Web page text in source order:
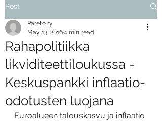
Post
Rahapolitiikka
likviditeettiloukussa -
Keskuspankki inflaatio-
odotusten luojana
Pareto ry
May 13, 20164 min read
Euroalueen talouskasvu ja inflaatio